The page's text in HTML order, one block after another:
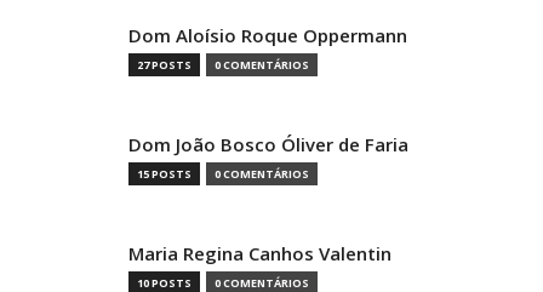
Dom Aloísio Roque Oppermann
27 POSTS 0 COMENTÁRIOS
Dom João Bosco Óliver de Faria
15 POSTS 0 COMENTÁRIOS
Maria Regina Canhos Valentin
10 POSTS 0 COMENTÁRIOS